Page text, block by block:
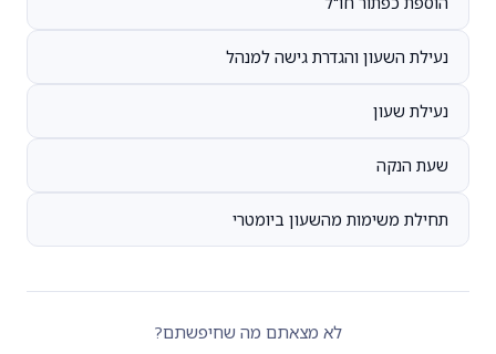
נעילת השעון והגדרת גישה למנהל
נעילת שעון
שעת הנקה
תחילת משימות מהשעון ביומטרי
לא מצאתם מה שחיפשתם?